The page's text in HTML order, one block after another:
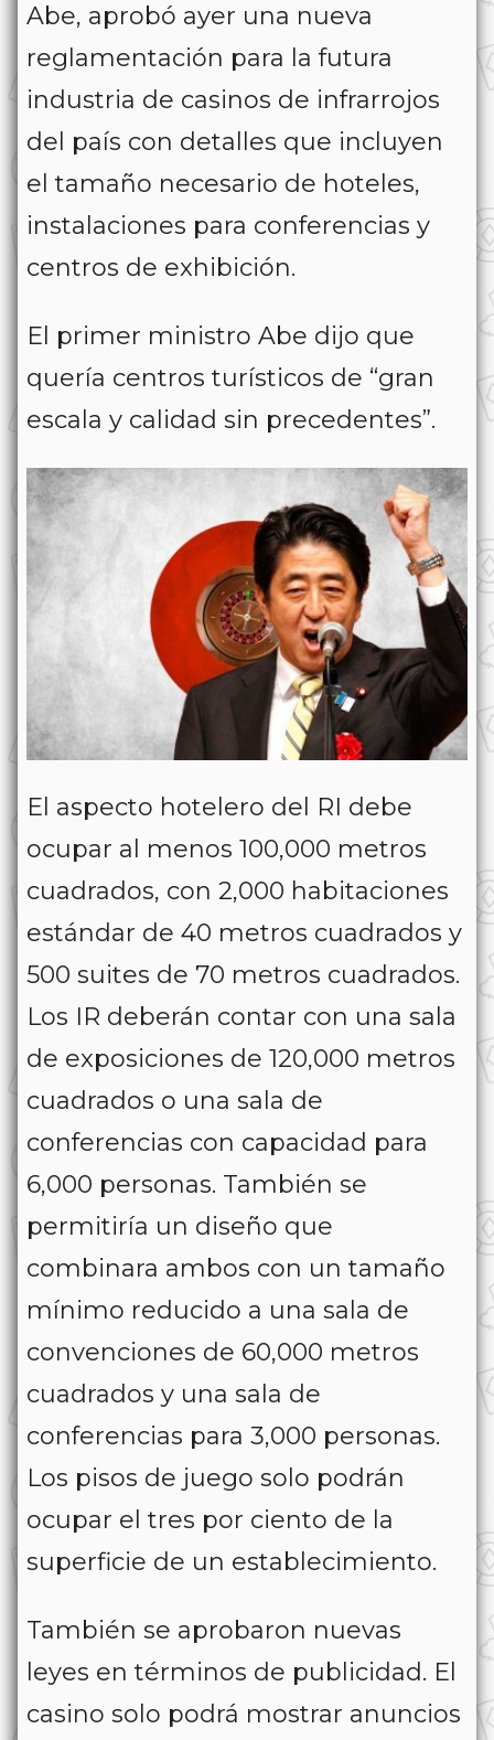
Abe, aprobó ayer una nueva
reglamentación para la futura
industria de casinos de infrarrojos
del país con detalles que incluyen
el tamaño necesario de hoteles,
instalaciones para conferencias y
centros de exhibición.
El primer ministro Abe dijo que
quería centros turísticos de “gran
escala y calidad sin precedentes”.
El aspecto hotelero del RI debe
ocupar al menos 100,000 metros
cuadrados, con 2,000 habitaciones
estándar de 40 metros cuadrados y
500 suites de 70 metros cuadrados.
Los IR deberán contar con una sala
de exposiciones de 120,000 metros
cuadrados o una sala de
conferencias con capacidad para
6,000 personas. También se
permitiría un diseño que
combinara ambos con un tamaño
mínimo reducido a una sala de
convenciones de 60,000 metros
cuadrados y una sala de
conferencias para 3,000 personas.
Los pisos de juego solo podrán
ocupar el tres por ciento de la
superficie de un establecimiento.
También se aprobaron nuevas
leyes en términos de publicidad. El
casino solo podrá mostrar anuncios